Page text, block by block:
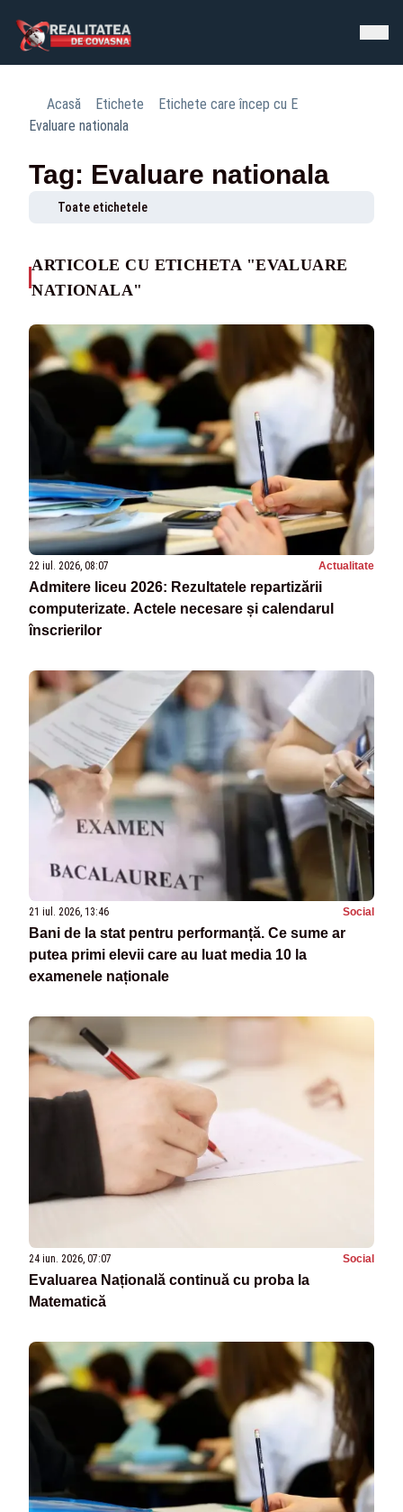
Acasă Etichete
Etichete care încep cu E
Evaluare nationala
Tag: Evaluare nationala
Toate etichetele
ARTICOLE CU ETICHETA "EVALUARE
NATIONALA"
22 iul. 2026, 08:07 Actualitate
Admitere liceu 2026: Rezultatele repartizării
computerizate. Actele necesare și calendarul
înscrierilor
21 iul. 2026, 13:46 Social
Bani de la stat pentru performanță. Ce sume ar
putea primi elevii care au luat media 10 la
examenele naționale
24 iun. 2026, 07:07 Social
Evaluarea Națională continuă cu proba la
Matematică